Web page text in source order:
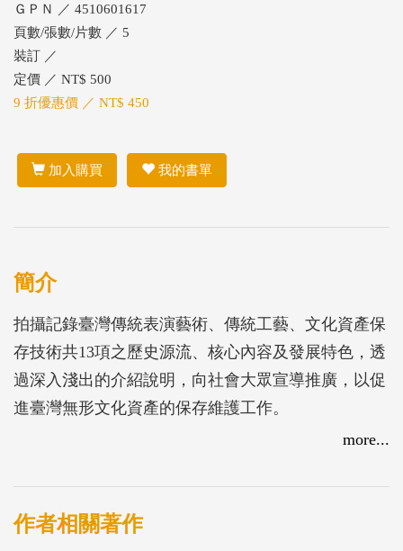
ＧＰＮ ／ 4510601617
頁數/張數/片數 ／ 5
裝訂 ／
定價 ／ NT$ 500
9 折優惠價 ／ NT$ 450
加入購買 我的書單
簡介
拍攝記錄臺灣傳統表演藝術、傳統工藝、文化資產保
存技術共13項之歷史源流、核心內容及發展特色，透
過深入淺出的介紹說明，向社會大眾宣導推廣，以促
進臺灣無形文化資產的保存維護工作。
more...
作者相關著作